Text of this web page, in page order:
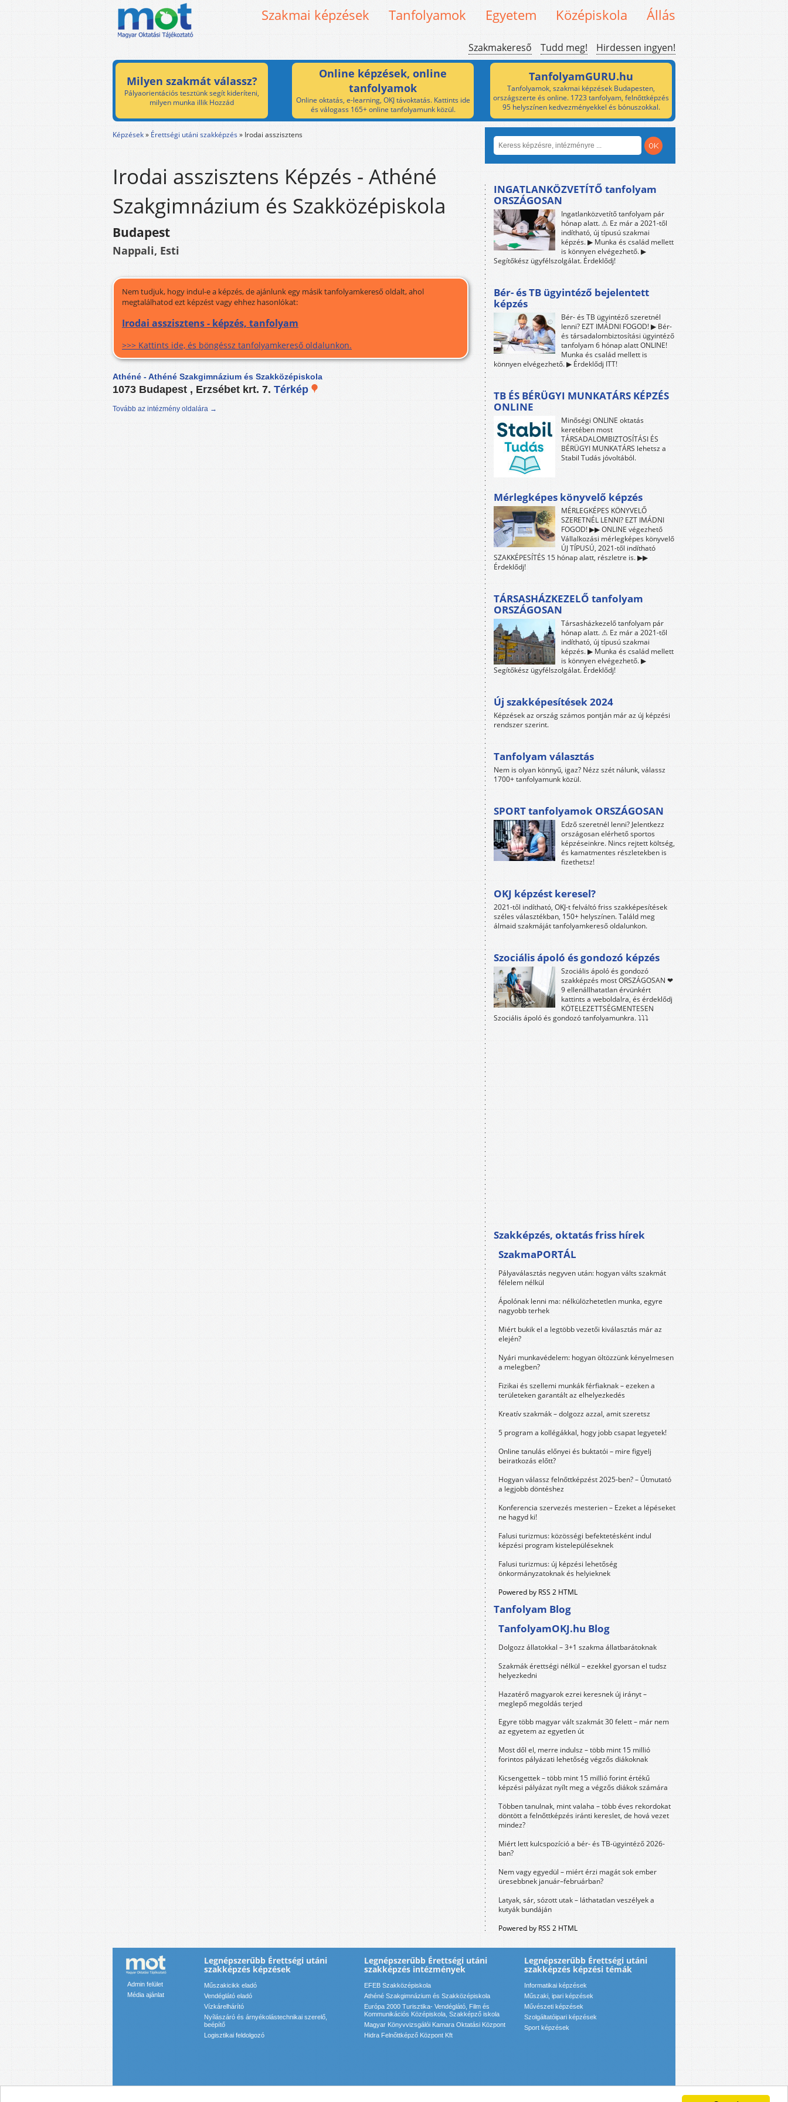
Szakmai képzések Tanfolyamok Egyetem Középiskola Állás
Szakmakereső Tudd meg! Hirdessen ingyen!
Milyen szakmát válassz?
Pályaorientációs tesztünk segít kideríteni,
milyen munka illik Hozzád
Online képzések, online
tanfolyamok
Online oktatás, e-learning, OKJ távoktatás. Kattints ide
és válogass 165+ online tanfolyamunk közül.
TanfolyamGURU.hu
Tanfolyamok, szakmai képzések Budapesten,
országszerte és online. 1723 tanfolyam, felnőttképzés
95 helyszínen kedvezményekkel és bónuszokkal.
Képzések» Érettségi utáni szakképzés» Irodai asszisztens
Irodai asszisztens Képzés - Athéné
Szakgimnázium és Szakközépiskola
Budapest
Nappali, Esti
Nem tudjuk, hogy indul-e a képzés, de ajánlunk egy másik tanfolyamkereső oldalt, ahol
megtalálhatod ezt képzést vagy ehhez hasonlókat:
Irodai asszisztens - képzés, tanfolyam
>>> Kattints ide, és böngéssz tanfolyamkereső oldalunkon.
Athéné - Athéné Szakgimnázium és Szakközépiskola
1073 Budapest , Erzsébet krt. 7. Térkép
Tovább az intézmény oldalára →
INGATLANKÖZVETÍTŐ tanfolyam
ORSZÁGOSAN
Ingatlanközvetítő tanfolyam pár
hónap alatt. ⚠ Ez már a 2021-től
indítható, új típusú szakmai
képzés. ▶ Munka és család mellett
is könnyen elvégezhető. ▶
Segítőkész ügyfélszolgálat. Érdeklődj!
Bér- és TB ügyintéző bejelentett
képzés
Bér- és TB ügyintéző szeretnél
lenni? EZT IMÁDNI FOGOD! ▶ Bér-
és társadalombiztosítási ügyintéző
tanfolyam 6 hónap alatt ONLINE!
Munka és család mellett is
könnyen elvégezhető. ▶ Érdeklődj ITT!
TB ÉS BÉRÜGYI MUNKATÁRS KÉPZÉS
ONLINE
Minőségi ONLINE oktatás
keretében most
TÁRSADALOMBIZTOSÍTÁSI ÉS
BÉRÜGYI MUNKATÁRS lehetsz a
Stabil Tudás jóvoltából.
Mérlegképes könyvelő képzés
MÉRLEGKÉPES KÖNYVELŐ
SZERETNÉL LENNI? EZT IMÁDNI
FOGOD! ▶▶ ONLINE végezhető
Vállalkozási mérlegképes könyvelő
ÚJ TÍPUSÚ, 2021-től indítható
SZAKKÉPESÍTÉS 15 hónap alatt, részletre is. ▶▶
Érdeklődj!
TÁRSASHÁZKEZELŐ tanfolyam
ORSZÁGOSAN
Társasházkezelő tanfolyam pár
hónap alatt. ⚠ Ez már a 2021-től
indítható, új típusú szakmai
képzés. ▶ Munka és család mellett
is könnyen elvégezhető. ▶
Segítőkész ügyfélszolgálat. Érdeklődj!
Új szakképesítések 2024
Képzések az ország számos pontján már az új képzési
rendszer szerint.
Tanfolyam választás
Nem is olyan könnyű, igaz? Nézz szét nálunk, válassz
1700+ tanfolyamunk közül.
SPORT tanfolyamok ORSZÁGOSAN
Edző szeretnél lenni? Jelentkezz
országosan elérhető sportos
képzéseinkre. Nincs rejtett költség,
és kamatmentes részletekben is
fizethetsz!
OKJ képzést keresel?
2021-től indítható, OKJ-t felváltó friss szakképesítések
széles választékban, 150+ helyszínen. Találd meg
álmaid szakmáját tanfolyamkereső oldalunkon.
Szociális ápoló és gondozó képzés
Szociális ápoló és gondozó
szakképzés most ORSZÁGOSAN ❤
9 ellenállhatatlan érvünkért
kattints a weboldalra, és érdeklődj
KÖTELEZETTSÉGMENTESEN
Szociális ápoló és gondozó tanfolyamunkra. ⤵⤵⤵
Szakképzés, oktatás friss hírek
SzakmaPORTÁL
Pályaválasztás negyven után: hogyan válts szakmát
félelem nélkül
Ápolónak lenni ma: nélkülözhetetlen munka, egyre
nagyobb terhek
Miért bukik el a legtöbb vezetői kiválasztás már az
elején?
Nyári munkavédelem: hogyan öltözzünk kényelmesen
a melegben?
Fizikai és szellemi munkák férfiaknak – ezeken a
területeken garantált az elhelyezkedés
Kreatív szakmák – dolgozz azzal, amit szeretsz
5 program a kollégákkal, hogy jobb csapat legyetek!
Online tanulás előnyei és buktatói – mire figyelj
beiratkozás előtt?
Hogyan válassz felnőttképzést 2025-ben? – Útmutató
a legjobb döntéshez
Konferencia szervezés mesterien – Ezeket a lépéseket
ne hagyd ki!
Falusi turizmus: közösségi befektetésként indul
képzési program kistelepüléseknek
Falusi turizmus: új képzési lehetőség
önkormányzatoknak és helyieknek
Powered by RSS 2 HTML
Tanfolyam Blog
TanfolyamOKJ.hu Blog
Dolgozz állatokkal – 3+1 szakma állatbarátoknak
Szakmák érettségi nélkül – ezekkel gyorsan el tudsz
helyezkedni
Hazatérő magyarok ezrei keresnek új irányt –
meglepő megoldás terjed
Egyre több magyar vált szakmát 30 felett – már nem
az egyetem az egyetlen út
Most dől el, merre indulsz – több mint 15 millió
forintos pályázati lehetőség végzős diákoknak
Kicsengettek – több mint 15 millió forint értékű
képzési pályázat nyílt meg a végzős diákok számára
Többen tanulnak, mint valaha – több éves rekordokat
döntött a felnőttképzés iránti kereslet, de hová vezet
mindez?
Miért lett kulcspozíció a bér- és TB-ügyintéző 2026-
ban?
Nem vagy egyedül – miért érzi magát sok ember
üresebbnek január–februárban?
Latyak, sár, sózott utak – láthatatlan veszélyek a
kutyák bundáján
Powered by RSS 2 HTML
Admin felület
Média ajánlat
Legnépszerűbb Érettségi utáni
szakképzés képzések
Műszakicikk eladó
Vendéglátó eladó
Vízkárelhárító
Nyílászáró és árnyékolástechnikai szerelő,
beépítő
Logisztikai feldolgozó
Legnépszerűbb Érettségi utáni
szakképzés intézmények
EFEB Szakközépiskola
Athéné Szakgimnázium és Szakközépiskola
Európa 2000 Turisztika- Vendéglátó, Film és
Kommunikációs Középiskola, Szakképző iskola
Magyar Könyvvizsgálói Kamara Oktatási Központ
Hidra Felnőttképző Központ Kft
Legnépszerűbb Érettségi utáni
szakképzés képzési témák
Informatikai képzések
Műszaki, ipari képzések
Művészeti képzések
Szolgáltatóipari képzések
Sport képzések